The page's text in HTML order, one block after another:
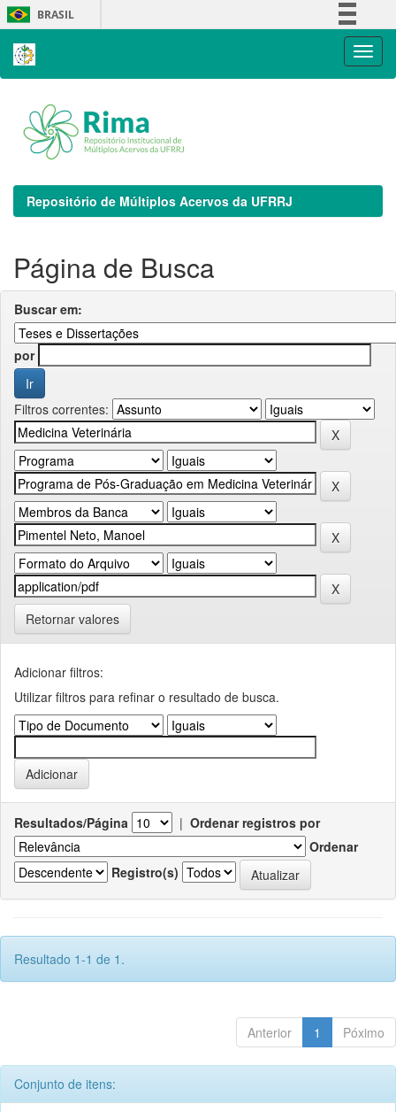
Skip
navigation
BRASIL
Repositório de Múltiplos Acervos da UFRRJ
Página de Busca
Buscar em:
por
Filtros correntes:
Retornar valores
Adicionar filtros:
Utilizar filtros para refinar o resultado de busca.
Resultados/Página | Ordenar registros por
Ordenar
Registro(s)
Resultado 1-1 de 1.
Anterior 1 Póximo
Conjunto de itens: